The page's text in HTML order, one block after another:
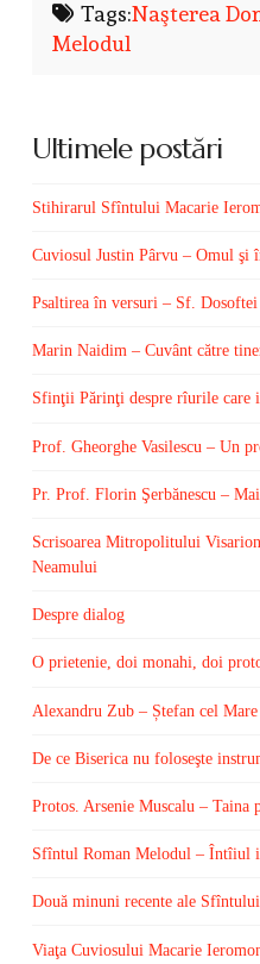
Tags:Naşterea
Melodul
Ultimele postări
Stihirarul Sfîntului Macarie
Cuviosul Justin Pârvu – Omul şi
Psaltirea în versuri – Sf. Dosoftei
Marin Naidim – Cuvânt către
Sfinţii Părinţi despre rîurile care
Prof. Gheorghe Vasilescu – Un
Pr. Prof. Florin Şerbănescu –
Scrisoarea Mitropolitului
Neamului
Despre dialog
O prietenie, doi monahi, doi
Alexandru Zub – Ștefan cel Mare
De ce Biserica nu foloseşte
Protos. Arsenie Muscalu – Taina
Sfîntul Roman Melodul – Întîiul
Două minuni recente ale
Viaţa Cuviosului Macarie